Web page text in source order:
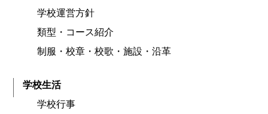
学校運営方針
類型・コース紹介
制服・校章・校歌・施設・沿革
学校生活
学校行事